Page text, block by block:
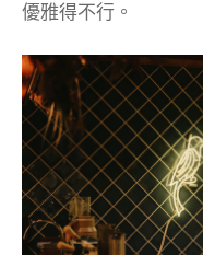
優雅得不行。